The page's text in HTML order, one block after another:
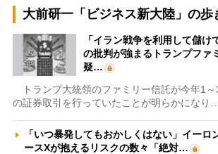
大前研一「ビジネス新大陸」の歩
「イラン戦争を利用して儲け
の批判が強まるトランプファ
疑…
トランプ大統領のファミリー信託が今年1～
の証券取引を行っていたことが明らかになり…
「いつ暴発してもおかしくはない」イーロ
ースXが抱えるリスクの数々「絶対…